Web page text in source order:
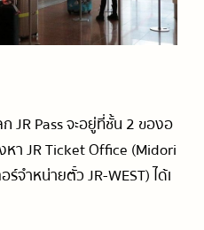
ก JR Pass จะอยู่ที่ชั้น 2 ของอ
า JR Ticket Office (Midori
จำหน่ายตั๋ว JR-WEST) ได้เ